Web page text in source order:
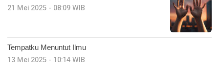
21 Mei 2025 - 08:09 WIB
Tempatku Menuntut Ilmu
13 Mei 2025 - 10:14 WIB